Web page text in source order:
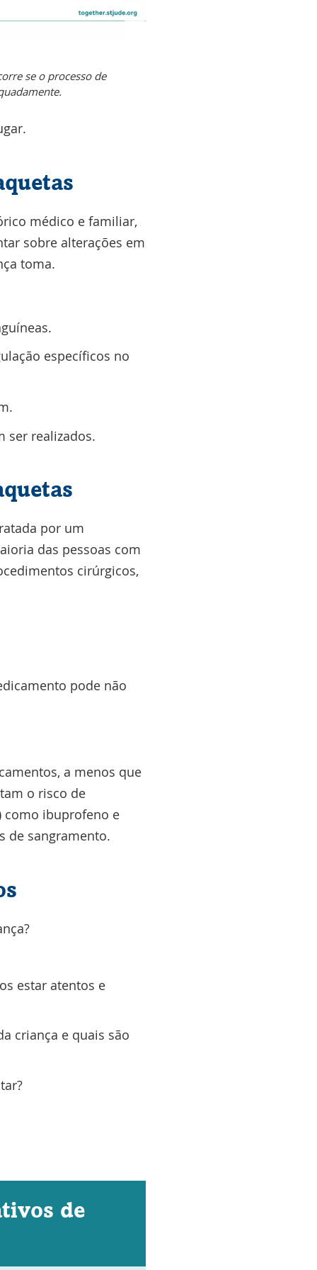
se o processo de
médico e familiar,
sobre alterações em
toma.
específicos no
ser realizados.
por um
das pessoas com
cirúrgicos,
pode não
a menos que
o risco de
como ibuprofeno e
de sangramento.
estar atentos e
criança e quais são
de